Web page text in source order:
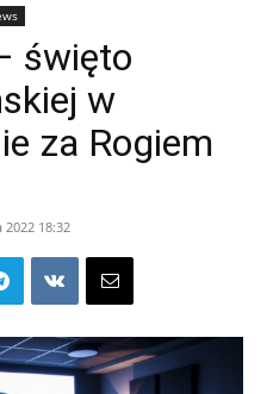
święto
w
za Rogiem
2022 18:32